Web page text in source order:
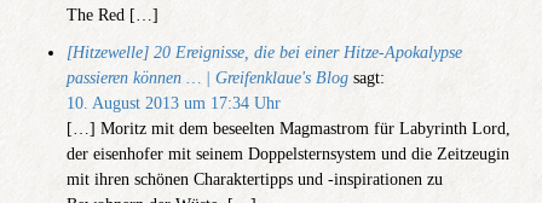
The Red […]
[Hitzewelle] 20 Ereignisse, die bei einer Hitze-Apokalypse
passieren können … | Greifenklaue's Blog sagt:
10. August 2013 um 17:34 Uhr
[…] Moritz mit dem beseelten Magmastrom für Labyrinth Lord,
der eisenhofer mit seinem Doppelsternsystem und die Zeitzeugin
mit ihren schönen Charaktertipps und -inspirationen zu